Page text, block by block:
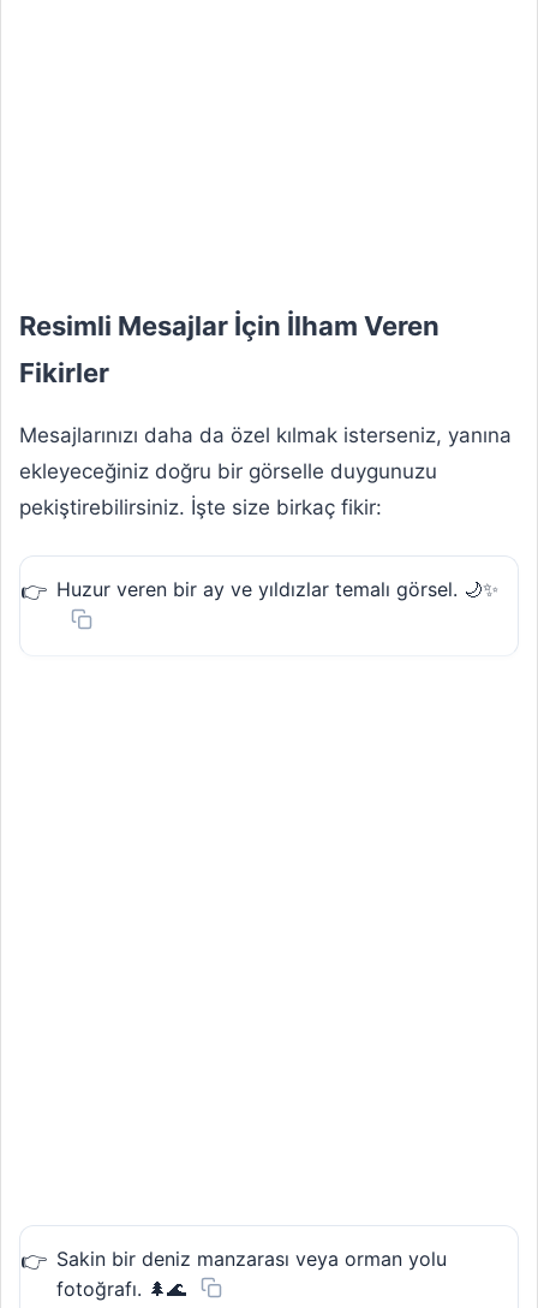
Resimli Mesajlar İçin İlham Veren
Fikirler
Mesajlarınızı daha da özel kılmak isterseniz, yanına
ekleyeceğiniz doğru bir görselle duygunuzu
pekiştirebilirsiniz. İşte size birkaç fikir:
Huzur veren bir ay ve yıldızlar temalı görsel. 🌙✨
Sakin bir deniz manzarası veya orman yolu
fotoğrafı. 🌲🌊